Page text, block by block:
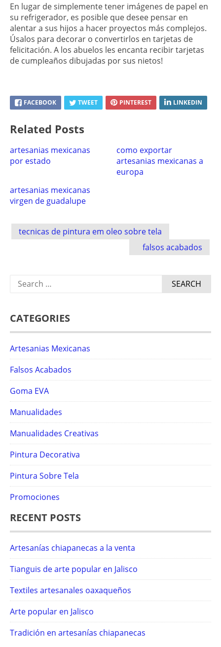
En lugar de simplemente tener imágenes de papel en
su refrigerador, es posible que desee pensar en
alentar a sus hijos a hacer proyectos más complejos.
Úsalos para decorar o convertirlos en tarjetas de
felicitación. A los abuelos les encanta recibir tarjetas
de cumpleaños dibujadas por sus nietos!
FACEBOOK TWEET PINTEREST LINKEDIN
Related Posts
artesanias mexicanas
por estado
como exportar
artesanias mexicanas a
europa
artesanias mexicanas
virgen de guadalupe
Post
navigation
tecnicas de pintura em oleo sobre tela
falsos acabados
Search
for:
CATEGORIES
Artesanias Mexicanas
Falsos Acabados
Goma EVA
Manualidades
Manualidades Creativas
Pintura Decorativa
Pintura Sobre Tela
Promociones
RECENT POSTS
Artesanías chiapanecas a la venta
Tianguis de arte popular en Jalisco
Textiles artesanales oaxaqueños
Arte popular en Jalisco
Tradición en artesanías chiapanecas